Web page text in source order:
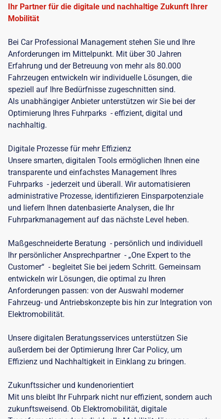
Ihr Partner für die digitale und nachhaltige Zukunft Ihrer
Mobilität
Bei Car Professional Management stehen Sie und Ihre
Anforderungen im Mittelpunkt. Mit über 30 Jahren
Erfahrung und der Betreuung von mehr als 80.000
Fahrzeugen entwickeln wir individuelle Lösungen, die
speziell auf Ihre Bedürfnisse zugeschnitten sind.
Als unabhängiger Anbieter unterstützen wir Sie bei der
Optimierung Ihres Fuhrparks - effizient, digital und
nachhaltig.
Digitale Prozesse für mehr Effizienz
Unsere smarten, digitalen Tools ermöglichen Ihnen eine
transparente und einfachstes Management Ihres
Fuhrparks - jederzeit und überall. Wir automatisieren
administrative Prozesse, identifizieren Einsparpotenziale
und liefern Ihnen datenbasierte Analysen, die Ihr
Fuhrparkmanagement auf das nächste Level heben.
Maßgeschneiderte Beratung - persönlich und individuell
Ihr persönlicher Ansprechpartner - „One Expert to the
Customer“ - begleitet Sie bei jedem Schritt. Gemeinsam
entwickeln wir Lösungen, die optimal zu Ihren
Anforderungen passen: von der Auswahl moderner
Fahrzeug- und Antriebskonzepte bis hin zur Integration von
Elektromobilität.
Unsere digitalen Beratungsservices unterstützen Sie
außerdem bei der Optimierung Ihrer Car Policy, um
Effizienz und Nachhaltigkeit in Einklang zu bringen.
Zukunftssicher und kundenorientiert
Mit uns bleibt Ihr Fuhrpark nicht nur effizient, sondern auch
zukunftsweisend. Ob Elektromobilität, digitale